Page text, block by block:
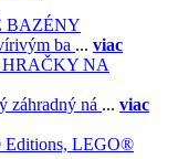
BAZÉNY
ba ... viac
HRAČKY NA
záhradný ná ... viac
LEGO®